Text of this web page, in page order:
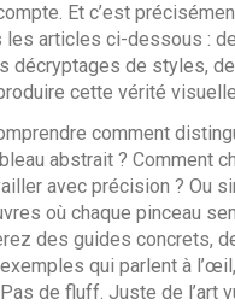
Et c’est
les articles ci-dessous :
décryptages de styles,
cette vérité
comment
abstrait ? Comment
avec précision ? Ou
où chaque pinceau
des guides concrets,
qui parlent à
de fluff. Juste de l’art